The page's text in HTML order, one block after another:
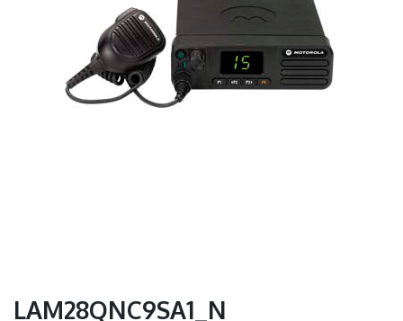
LAM28QNC9SA1_N